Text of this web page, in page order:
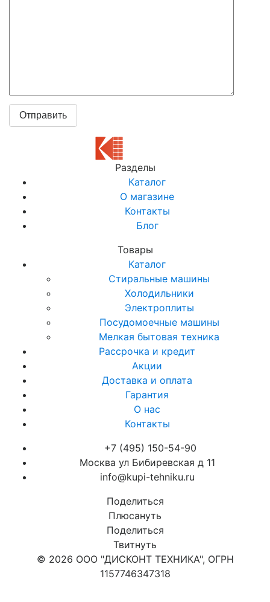
Разделы
Каталог
О магазине
Контакты
Блог
Товары
Каталог
Стиральные машины
Холодильники
Электроплиты
Посудомоечные машины
Мелкая бытовая техника
Рассрочка и кредит
Акции
Доставка и оплата
Гарантия
О нас
Контакты
+7 (495) 150-54-90
Москва ул Бибиревская д 11
info@kupi-tehniku.ru
Поделиться
Плюсануть
Поделиться
Твитнуть
© 2026 ООО "ДИСКОНТ ТЕХНИКА", ОГРН
1157746347318